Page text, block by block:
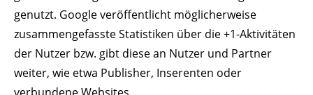
genutzt. Google veröffentlicht möglicherweise
zusammengefasste Statistiken über die +1-Aktivitäten
der Nutzer bzw. gibt diese an Nutzer und Partner
weiter, wie etwa Publisher, Inserenten oder